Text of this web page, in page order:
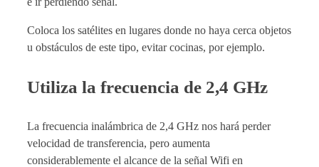
Coloca los satélites en lugares donde no haya cerca objetos
u obstáculos de este tipo, evitar cocinas, por ejemplo.
Utiliza la frecuencia de 2,4 GHz
La frecuencia inalámbrica de 2,4 GHz nos hará perder
velocidad de transferencia, pero aumenta
considerablemente el alcance de la señal Wifi en